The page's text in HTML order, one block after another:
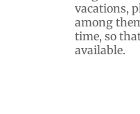
vacations,
among
time, so
available.